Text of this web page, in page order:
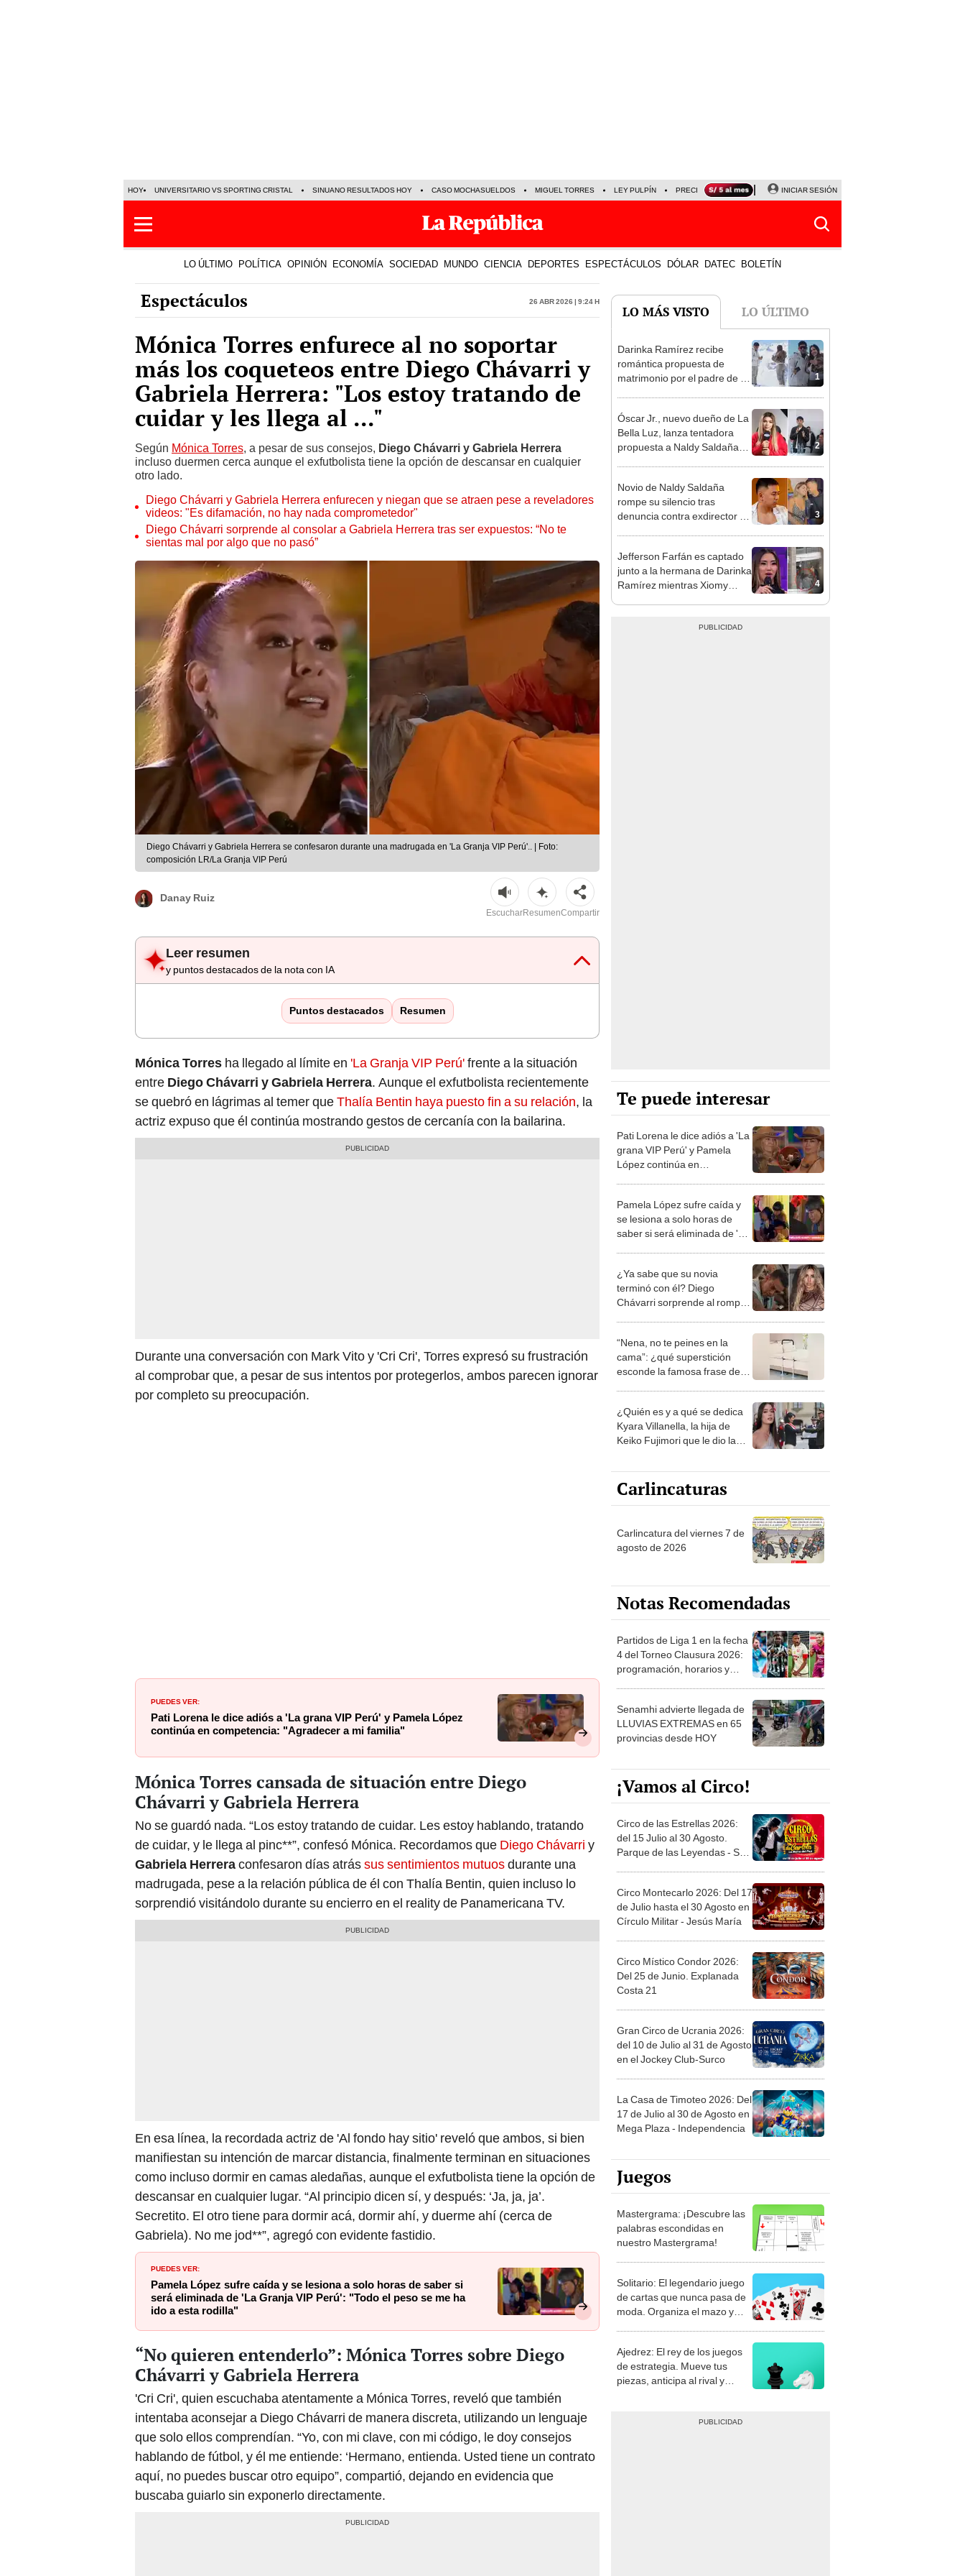
HOY UNIVERSITARIO VS SPORTING CRISTAL SINUANO RESULTADOS HOY CASO MOCHASUELDOS MIGUEL TORRES LEY PULPÍN PRECIO DEL DÓLAR CORTE DE LUZ VIERNES 7 DE AGOSTO
INICIAR SESIÓN
LO ÚLTIMO POLÍTICA OPINIÓN ECONOMÍA SOCIEDAD MUNDO CIENCIA DEPORTES ESPECTÁCULOS DÓLAR DATEC BOLETÍN
Espectáculos 26 Abr 2026 | 9:24 h
Mónica Torres enfurece al no soportar
más los coqueteos entre Diego Chávarri y
Gabriela Herrera: "Los estoy tratando de
cuidar y les llega al ..."
Según Mónica Torres, a pesar de sus consejos, Diego Chávarri y Gabriela Herrera
incluso duermen cerca aunque el exfutbolista tiene la opción de descansar en cualquier
otro lado.
Diego Chávarri y Gabriela Herrera enfurecen y niegan que se atraen pese a reveladores
videos: "Es difamación, no hay nada comprometedor"
Diego Chávarri sorprende al consolar a Gabriela Herrera tras ser expuestos: “No te
sientas mal por algo que no pasó”
Diego Chávarri y Gabriela Herrera se confesaron durante una madrugada en 'La Granja VIP Perú'.. | Foto:
composición LR/La Granja VIP Perú
Danay Ruiz
EscucharResumenCompartir
Leer resumen
y puntos destacados de la nota con IA
Puntos destacados Resumen
Mónica Torres ha llegado al límite en 'La Granja VIP Perú'frente a la situación
entre Diego Chávarri y Gabriela Herrera. Aunque el exfutbolista recientemente
se quebró en lágrimas al temer queThalía Bentin haya puesto fin a su relación, la
actriz expuso que él continúa mostrando gestos de cercanía con la bailarina.
Durante una conversación con Mark Vito y 'Cri Cri', Torres expresó su frustración
al comprobar que, a pesar de sus intentos por protegerlos, ambos parecen ignorar
por completo su preocupación.
PUEDES VER:
Pati Lorena le dice adiós a 'La grana VIP Perú' y Pamela López
continúa en competencia: "Agradecer a mi familia"
Mónica Torres cansada de situación entre Diego
Chávarri y Gabriela Herrera
No se guardó nada. “Los estoy tratando de cuidar. Les estoy hablando, tratando
de cuidar, y le llega al pinc**”, confesó Mónica. Recordamos que Diego Chávarri y
Gabriela Herreraconfesaron días atrássus sentimientos mutuosdurante una
madrugada, pese a la relación pública de él con Thalía Bentin, quien incluso lo
sorprendió visitándolo durante su encierro en el reality de Panamericana TV.
En esa línea, la recordada actriz de 'Al fondo hay sitio' reveló que ambos, si bien
manifiestan su intención de marcar distancia, finalmente terminan en situaciones
como incluso dormir en camas aledañas, aunque el exfutbolista tiene la opción de
descansar en cualquier lugar. “Al principio dicen sí, y después: ‘Ja, ja, ja’.
Secretito. El otro tiene para dormir acá, dormir ahí, y duerme ahí (cerca de
Gabriela). No me jod**”, agregó con evidente fastidio.
PUEDES VER:
Pamela López sufre caída y se lesiona a solo horas de saber si
será eliminada de 'La Granja VIP Perú': "Todo el peso se me ha
ido a esta rodilla"
“No quieren entenderlo”: Mónica Torres sobre Diego
Chávarri y Gabriela Herrera
'Cri Cri', quien escuchaba atentamente a Mónica Torres, reveló que también
intentaba aconsejar a Diego Chávarri de manera discreta, utilizando un lenguaje
que solo ellos comprendían. “Yo, con mi clave, con mi código, le doy consejos
hablando de fútbol, y él me entiende: ‘Hermano, entienda. Usted tiene un contrato
aquí, no puedes buscar otro equipo”, compartió, dejando en evidencia que
buscaba guiarlo sin exponerlo directamente.
LO MÁS VISTO LO ÚLTIMO
1
Darinka Ramírez recibe
romántica propuesta de
matrimonio por el padre de su
2
Óscar Jr., nuevo dueño de La
Bella Luz, lanza tentadora
propuesta a Naldy Saldaña
tipo de ley”
3
Novio de Naldy Saldaña
rompe su silencio tras
denuncia contra exdirector de
4
Jefferson Farfán es captado
junto a la hermana de Darinka
Ramírez mientras Xiomy
Te puede interesar
Pati Lorena le dice adiós a 'La
grana VIP Perú' y Pamela
López continúa en
Pamela López sufre caída y
se lesiona a solo horas de
saber si será eliminada de 'La
rodilla"
¿Ya sabe que su novia
terminó con él? Diego
Chávarri sorprende al romper
“Nena, no te peines en la
cama”: ¿qué superstición
esconde la famosa frase de
¿Quién es y a qué se dedica
Kyara Villanella, la hija de
Keiko Fujimori que le dio la
Carlincaturas
Carlincatura del viernes 7 de
agosto de 2026
Notas Recomendadas
Partidos de Liga 1 en la fecha
4 del Torneo Clausura 2026:
programación, horarios y
Senamhi advierte llegada de
LLUVIAS EXTREMAS en 65
provincias desde HOY
¡Vamos al Circo!
Circo de las Estrellas 2026:
del 15 Julio al 30 Agosto.
Parque de las Leyendas - San
Circo Montecarlo 2026: Del 17
de Julio hasta el 30 Agosto en
Círculo Militar - Jesús María
Circo Místico Condor 2026:
Del 25 de Junio. Explanada
Costa 21
Gran Circo de Ucrania 2026:
del 10 de Julio al 31 de Agosto
en el Jockey Club-Surco
La Casa de Timoteo 2026: Del
17 de Julio al 30 de Agosto en
Mega Plaza - Independencia
Juegos
Mastergrama: ¡Descubre las
palabras escondidas en
nuestro Mastergrama!
Solitario: El legendario juego
de cartas que nunca pasa de
moda. Organiza el mazo y
Ajedrez: El rey de los juegos
de estrategia. Mueve tus
piezas, anticipa al rival y